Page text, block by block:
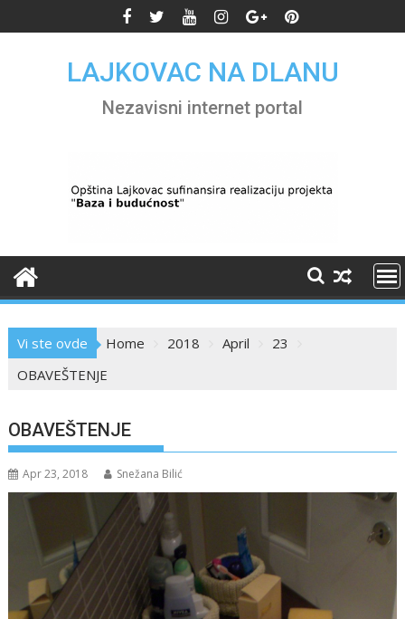
to
LAJKOVAC NA DLANU
Nezavisni internet portal
Vi ste ovde Home 2018 April
23
OBAVEŠTENJE
OBAVEŠTENJE
Apr 23, 2018 Snežana Bilić